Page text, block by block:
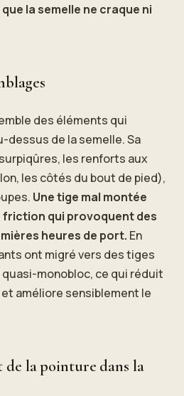
la semelle ne craque ni
des éléments qui
dessus de la semelle. Sa
les renforts aux
les côtés du bout de pied),
Une tige mal montée
friction qui provoquent des
heures de port. En
ont migré vers des tiges
monobloc, ce qui réduit
améliore sensiblement le
la pointure dans la